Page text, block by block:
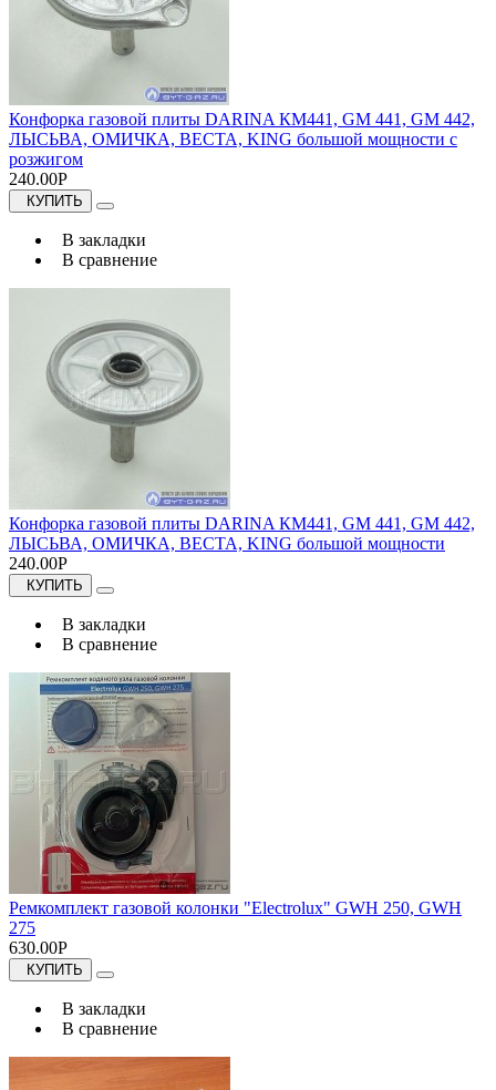
Конфорка газовой плиты DARINA КМ441, GM 441, GM 442,
ЛЫСЬВА, ОМИЧКА, ВЕСТА, KING большой мощности с
розжигом
240.00Р
КУПИТЬ
В закладки
В сравнение
Конфорка газовой плиты DARINA КМ441, GM 441, GM 442,
ЛЫСЬВА, ОМИЧКА, ВЕСТА, KING большой мощности
240.00Р
КУПИТЬ
В закладки
В сравнение
Ремкомплект газовой колонки "Electrolux" GWH 250, GWH
275
630.00Р
КУПИТЬ
В закладки
В сравнение